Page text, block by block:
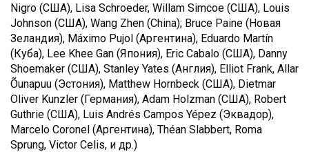
Nigro (США), Lisa Schroeder, Willam Simcoe (США), Louis
Johnson (США), Wang Zhen (China); Bruce Paine (Новая
Зеландия), Máximo Pujol (Аргентина), Eduardo Martín
(Куба), Lee Khee Gan (Япония), Eric Cabalo (США), Danny
Shoemaker (США), Stanley Yates (Англия), Elliot Frank, Allar
Õunapuu (Эстония), Matthew Hornbeck (США), Dietmar
Oliver Kunzler (Германия), Adam Holzman (США), Robert
Guthrie (США), Luis Andrés Campos Yépez (Эквадор),
Marcelo Coronel (Аргентина), Théan Slabbert, Roma
Sprung, Victor Celis, и др.)